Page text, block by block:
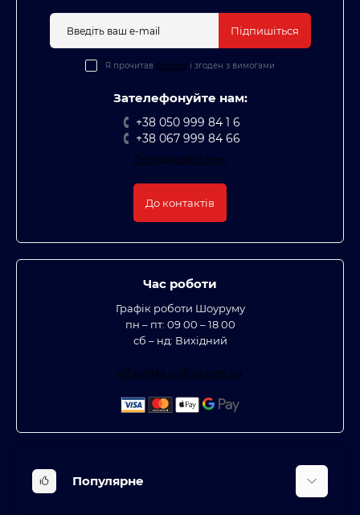
Підпишіться
Я прочитав Оплата і згоден з вимогами
Зателефонуйте нам:
+38 050 999 84 1 6
+38 067 999 84 66
Передзвоніть мені
До контактів
Час роботи
Графік роботи Шоуруму
пн – пт: 09 00 – 18 00
сб – нд: Вихідний
office@bt-coffee.com.ua
Популярне